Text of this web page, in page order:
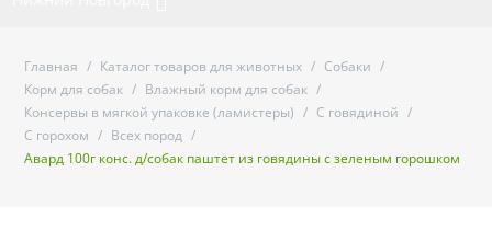
Главная / Каталог товаров для животных / Собаки /
Корм для собак / Влажный корм для собак /
Консервы в мягкой упаковке (ламистеры) / С говядиной /
С горохом / Всех пород /
Авард 100г конс. д/собак паштет из говядины с зеленым горошком